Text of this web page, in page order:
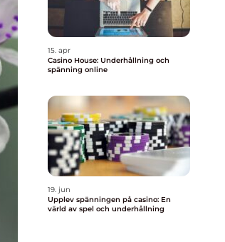
15. apr
Casino House: Underhållning och
spänning online
19. jun
Upplev spänningen på casino: En
värld av spel och underhållning